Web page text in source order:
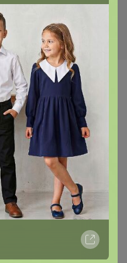
Хит
ШОКОЛАДНЫЙ КЕЙК смесь